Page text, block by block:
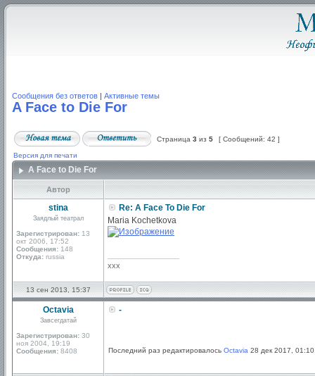
Сообщения без ответов | Активные темы
A Face to Die For
Страница 3 из 5 [ Сообщений: 42 ]
Версия для печати
A Face to Die For
Автор
stina
Заядлый театрал
Зарегистрирован: 13
окт 2006, 17:52
Сообщения: 148
Откуда: russia
Re: A Face To Die For
Maria Kochetkova
xxx
13 сен 2013, 15:37
Octavia
Завсегдатай
Зарегистрирован: 30
ноя 2004, 19:19
Сообщения: 8408
-
Последний раз редактировалось Octavia 28 дек 2017,